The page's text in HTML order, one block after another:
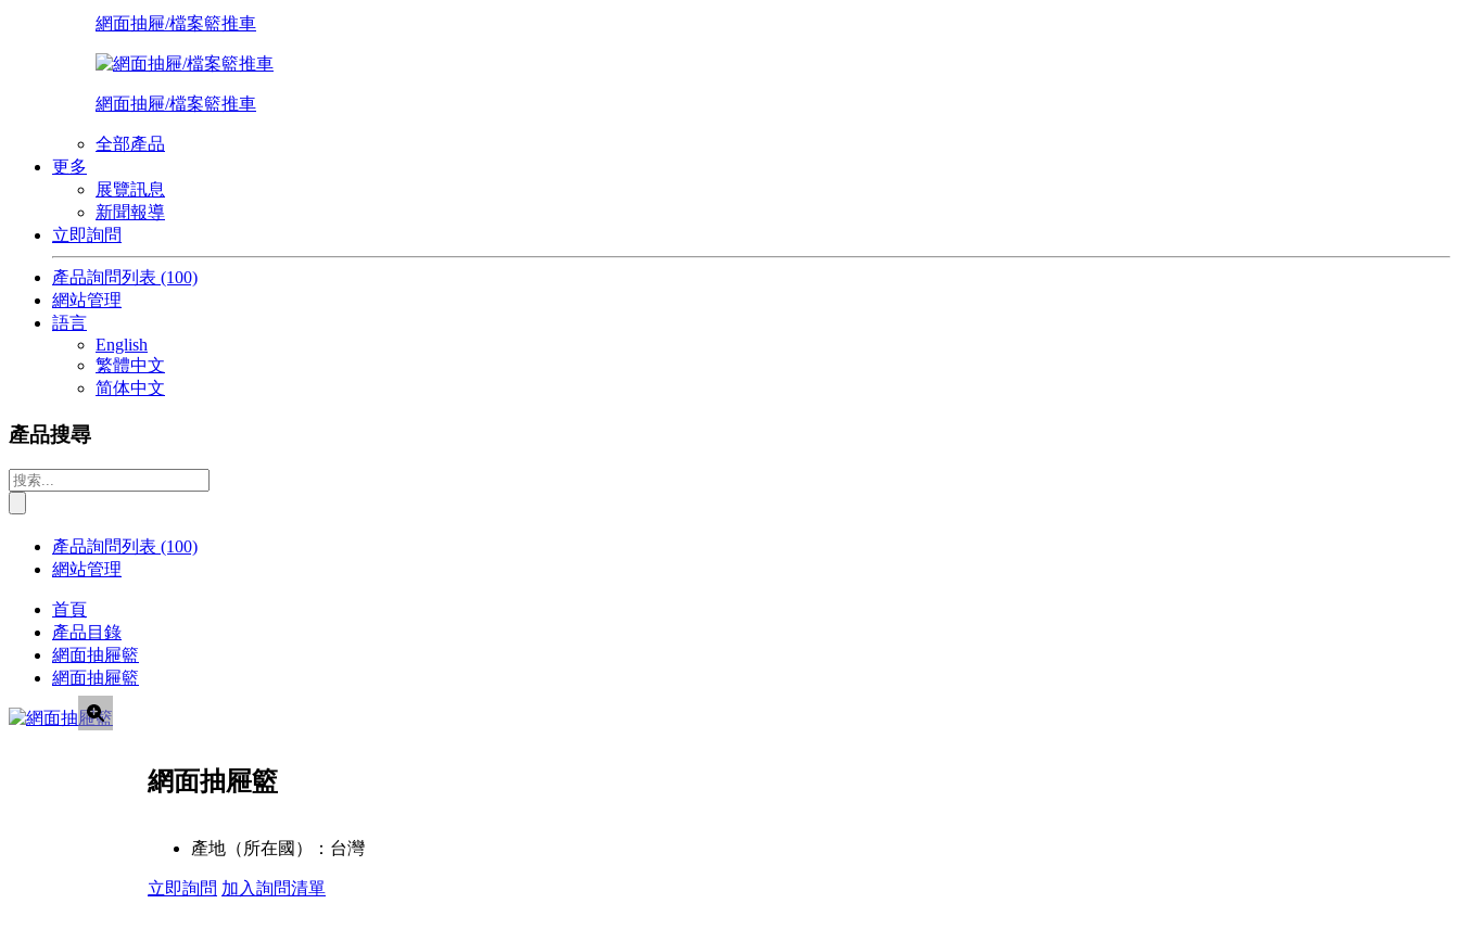
網面抽屜/檔案籃推車
網面抽屜/檔案籃推車
全部產品
更多
展覽訊息
新聞報導
立即詢問
產品詢問列表 (100)
網站管理
語言
English
繁體中文
简体中文
產品搜尋
產品詢問列表 (100)
網站管理
首頁
產品目錄
網面抽屜籃
網面抽屜籃
網面抽屜籃
產地（所在國）： 台灣
立即詢問 加入詢問清單